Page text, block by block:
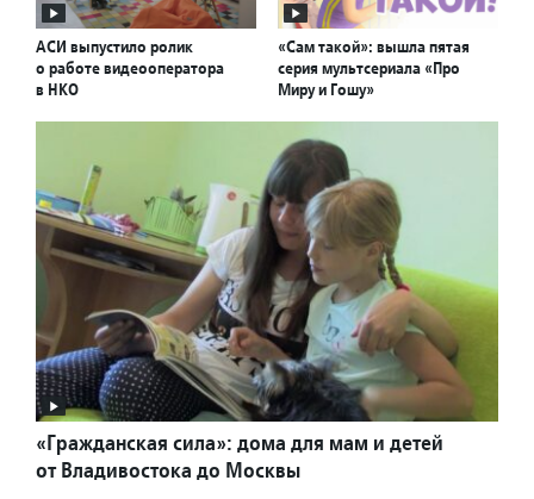
АСИ выпустило ролик
о работе видеооператора
в НКО
«Сам такой»: вышла пятая
серия мультсериала «Про
Миру и Гошу»
«Гражданская сила»: дома для мам и детей
от Владивостока до Москвы